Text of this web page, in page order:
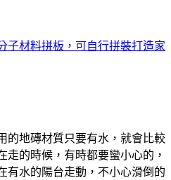
子材料拼板，可自行拼裝打造家
的地磚材質只要有水，就會比較
走的時候，有時都要蠻小心的，
有水的陽台走動，不小心滑倒的